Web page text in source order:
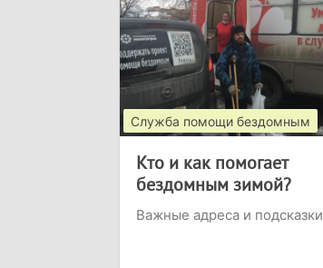
Служба помощи бездомным
Кто и как помогает
бездомным зимой?
Важные адреса и подсказки